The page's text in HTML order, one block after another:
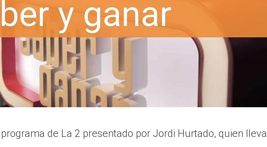
de La 2 presentado por Jordi Hurtado, quien lleva